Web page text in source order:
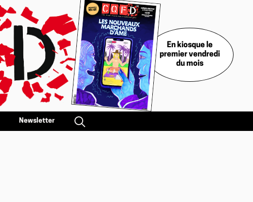
En kiosque le
premier vendredi
du mois
Newsletter